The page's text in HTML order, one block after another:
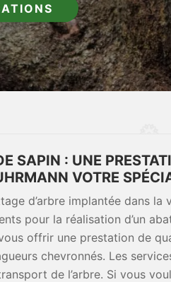
SAPIN : UNE
VOTRE
d’arbre implantée dans
pour la réalisation d’un
offrir une prestation de
chevronnés. Les
de l’arbre. Si vous